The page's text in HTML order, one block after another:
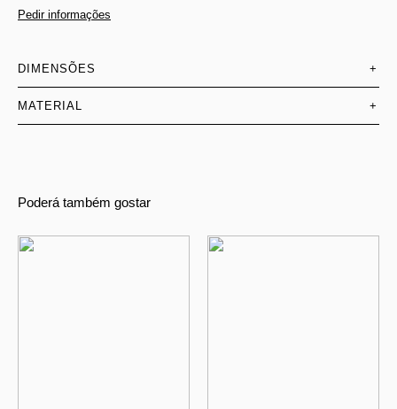
Pedir informações
DIMENSÕES +
MATERIAL +
Poderá também gostar